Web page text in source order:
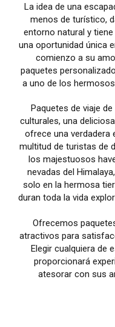
La idea de una
menos de turístico,
entorno natural y
una oportunidad única
comienzo a su
paquetes
a uno de los
Paquetes de viaje
culturales, una
ofrece una verdadera
multitud de turistas de
los majestuosos
nevadas del
solo en la hermosa
duran toda la vida
Ofrecemos
atractivos para
Elegir cualquiera de
proporcionará
atesorar con sus